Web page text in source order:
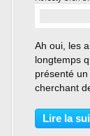
Ah oui, les
longtemps
présenté
cherchant
blog (c'est
suis tombée
Lire la